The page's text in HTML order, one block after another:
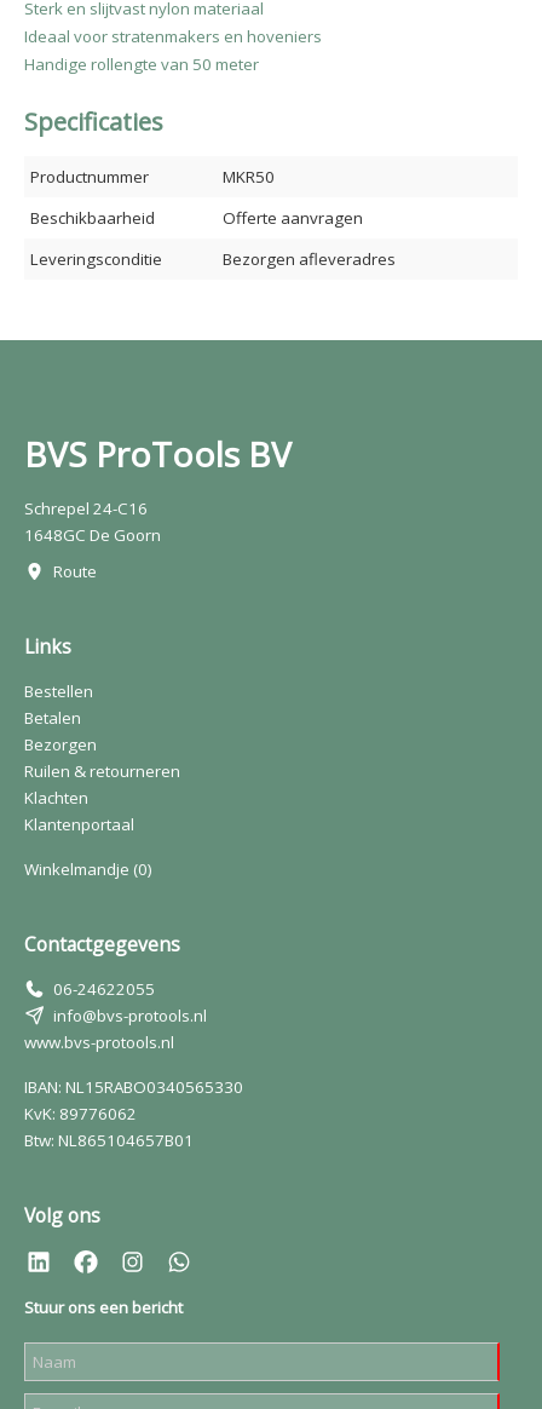
Sterk en slijtvast nylon materiaal
Ideaal voor stratenmakers en hoveniers
Handige rollengte van 50 meter
Specificaties
Productnummer
MKR50
Beschikbaarheid
Offerte aanvragen
Leveringsconditie
Bezorgen afleveradres
BVS ProTools BV
Schrepel 24-C16
1648GC De Goorn
Route
Links
Bestellen
Betalen
Bezorgen
Ruilen & retourneren
Klachten
Klantenportaal
Winkelmandje (0)
Contactgegevens
06-24622055
info@bvs-protools.nl
www.bvs-protools.nl
IBAN: NL15RABO0340565330
KvK: 89776062
Btw: NL865104657B01
Volg ons
Stuur ons een bericht